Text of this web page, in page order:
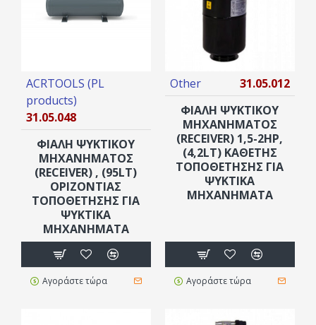
ACRTOOLS (PL
products)
31.05.048
ΦΙΆΛΗ ΨΥΚΤΙΚΟΎ
ΜΗΧΑΝΉΜΑΤΟΣ
(RECEIVER) , (95LT)
ΟΡΙΖΌΝΤΙΑΣ
ΤΟΠΟΘΈΤΗΣΗΣ ΓΙΑ
ΨΥΚΤΙΚΆ
ΜΗΧΑΝΉΜΑΤΑ
Αγοράστε τώρα
Other
31.05.012
ΦΙΆΛΗ ΨΥΚΤΙΚΟΎ
ΜΗΧΑΝΉΜΑΤΟΣ
(RECEIVER) 1,5-2HP,
(4,2LT) ΚΆΘΕΤΗΣ
ΤΟΠΟΘΈΤΗΣΗΣ ΓΙΑ
ΨΥΚΤΙΚΆ
ΜΗΧΑΝΉΜΑΤΑ
Αγοράστε τώρα